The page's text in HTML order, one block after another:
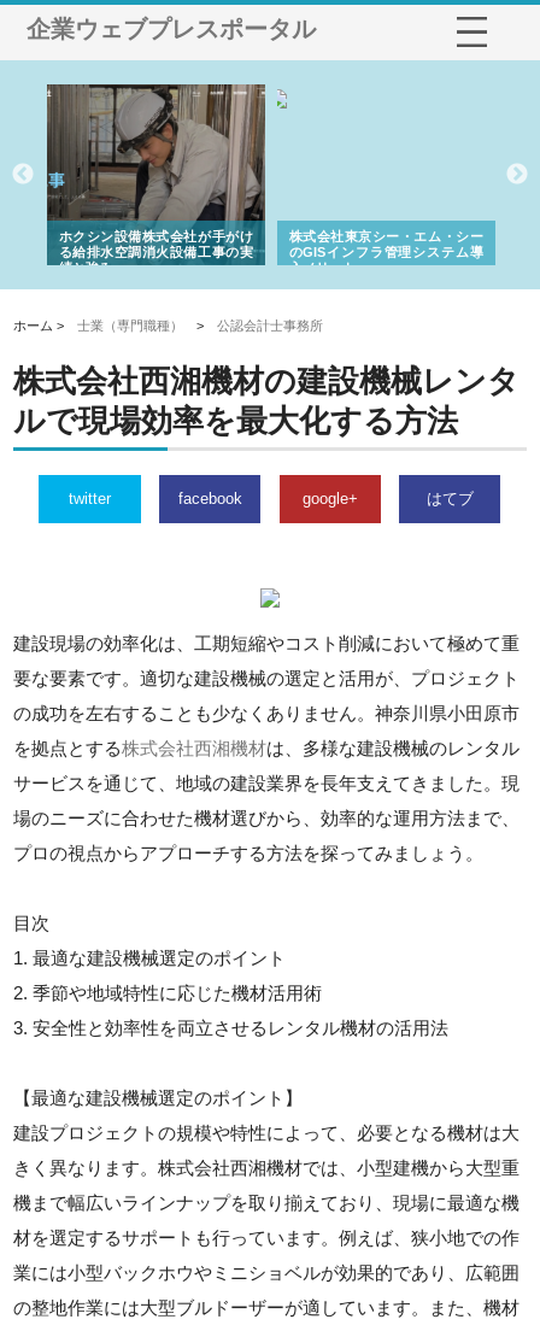
企業ウェブプレスポータル
ホクシン設備株式会社が手がけ
る給排水空調消火設備工事の実
績と強み
株式会社東京シー・エム・シー
のGISインフラ管理システム導
入メリット
ホーム >士業（専門職種） >公認会計士事務所
株式会社西湘機材の建設機械レンタ
ルで現場効率を最大化する方法
twitter facebook google+ はてブ
建設現場の効率化は、工期短縮やコスト削減において極めて重
要な要素です。適切な建設機械の選定と活用が、プロジェクト
の成功を左右することも少なくありません。神奈川県小田原市
を拠点とする株式会社西湘機材は、多様な建設機械のレンタル
サービスを通じて、地域の建設業界を長年支えてきました。現
場のニーズに合わせた機材選びから、効率的な運用方法まで、
プロの視点からアプローチする方法を探ってみましょう。
目次
1. 最適な建設機械選定のポイント
2. 季節や地域特性に応じた機材活用術
3. 安全性と効率性を両立させるレンタル機材の活用法
【最適な建設機械選定のポイント】
建設プロジェクトの規模や特性によって、必要となる機材は大
きく異なります。株式会社西湘機材では、小型建機から大型重
機まで幅広いラインナップを取り揃えており、現場に最適な機
材を選定するサポートも行っています。例えば、狭小地での作
業には小型バックホウやミニショベルが効果的であり、広範囲
の整地作業には大型ブルドーザーが適しています。また、機材